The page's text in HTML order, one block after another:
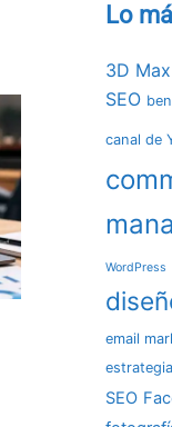
Lo
3D Max
SEO
canal de
WordPress
email
SEO